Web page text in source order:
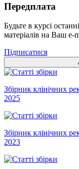
Передплата
Будьте в курсі
матеріалів на Ваш e-
Підписатися
Збірник клінічних
2025
Збірник клінічних
2023